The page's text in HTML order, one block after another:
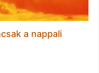
a nappali